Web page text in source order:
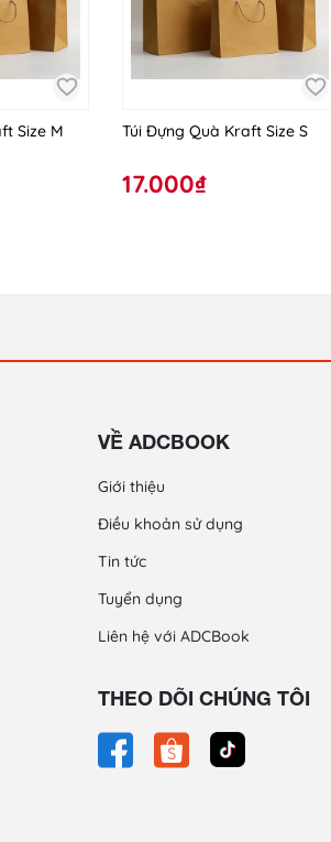
Size M Túi Đựng Quà Kraft Size S
17.000₫
VỀ ADCBOOK
Giới thiệu
Điều khoản sử dụng
Tin tức
Tuyển dụng
Liên hệ với ADCBook
THEO DÕI CHÚNG TÔI